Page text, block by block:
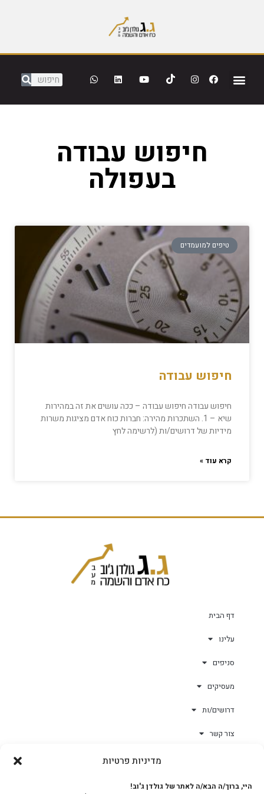
מדיניות פרטיות
היי, ברוך/ה הבא/ה לאתר של גולדן ג'וב!
חיפוש עבודה
בעפולה
טיפים למועמדים
חיפוש עבודה
חיפוש עבודה חיפוש עבודה – ככה עושים את זה במהירות
שיא – 1. השתכרות מהירה: חברות כוח אדם מציגות משרות
מידיות של דרושים/ות (לרשימה לחץ
קרא עוד »
דף הבית
עלינו
סניפים
מעסיקים
דרושים/ות
צור קשר